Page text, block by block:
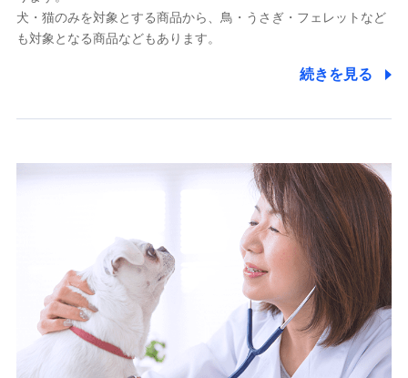
人事･勤怠･健康・労務等の管理、給与支給、福利厚生・採用
退職関連処理等の各種手続きのため、当社と従業員または従
のため
各種お問い合わせに対応するため
10.受託業務の 個人情報
受託業務の遂行およびこれらに準ずる業務の遂行のため
11.マイカー通勤管理クラウド並びに法人向けASPサー
ビスに関してのお問い合わせ情報
犬・猫のみを対象とする商品から、鳥・うさぎ・フェレットなど
も対象となる商品などもあります。
続きを見る